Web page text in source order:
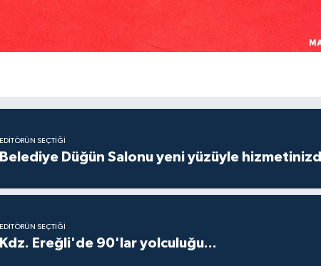
EDITÖRÜN SEÇTIĞI
Belediye Düğün Salonu yeni yüzüyle
EDITÖRÜN SEÇTIĞI
Kdz. Ereğli'de 90'lar yolculuğu...